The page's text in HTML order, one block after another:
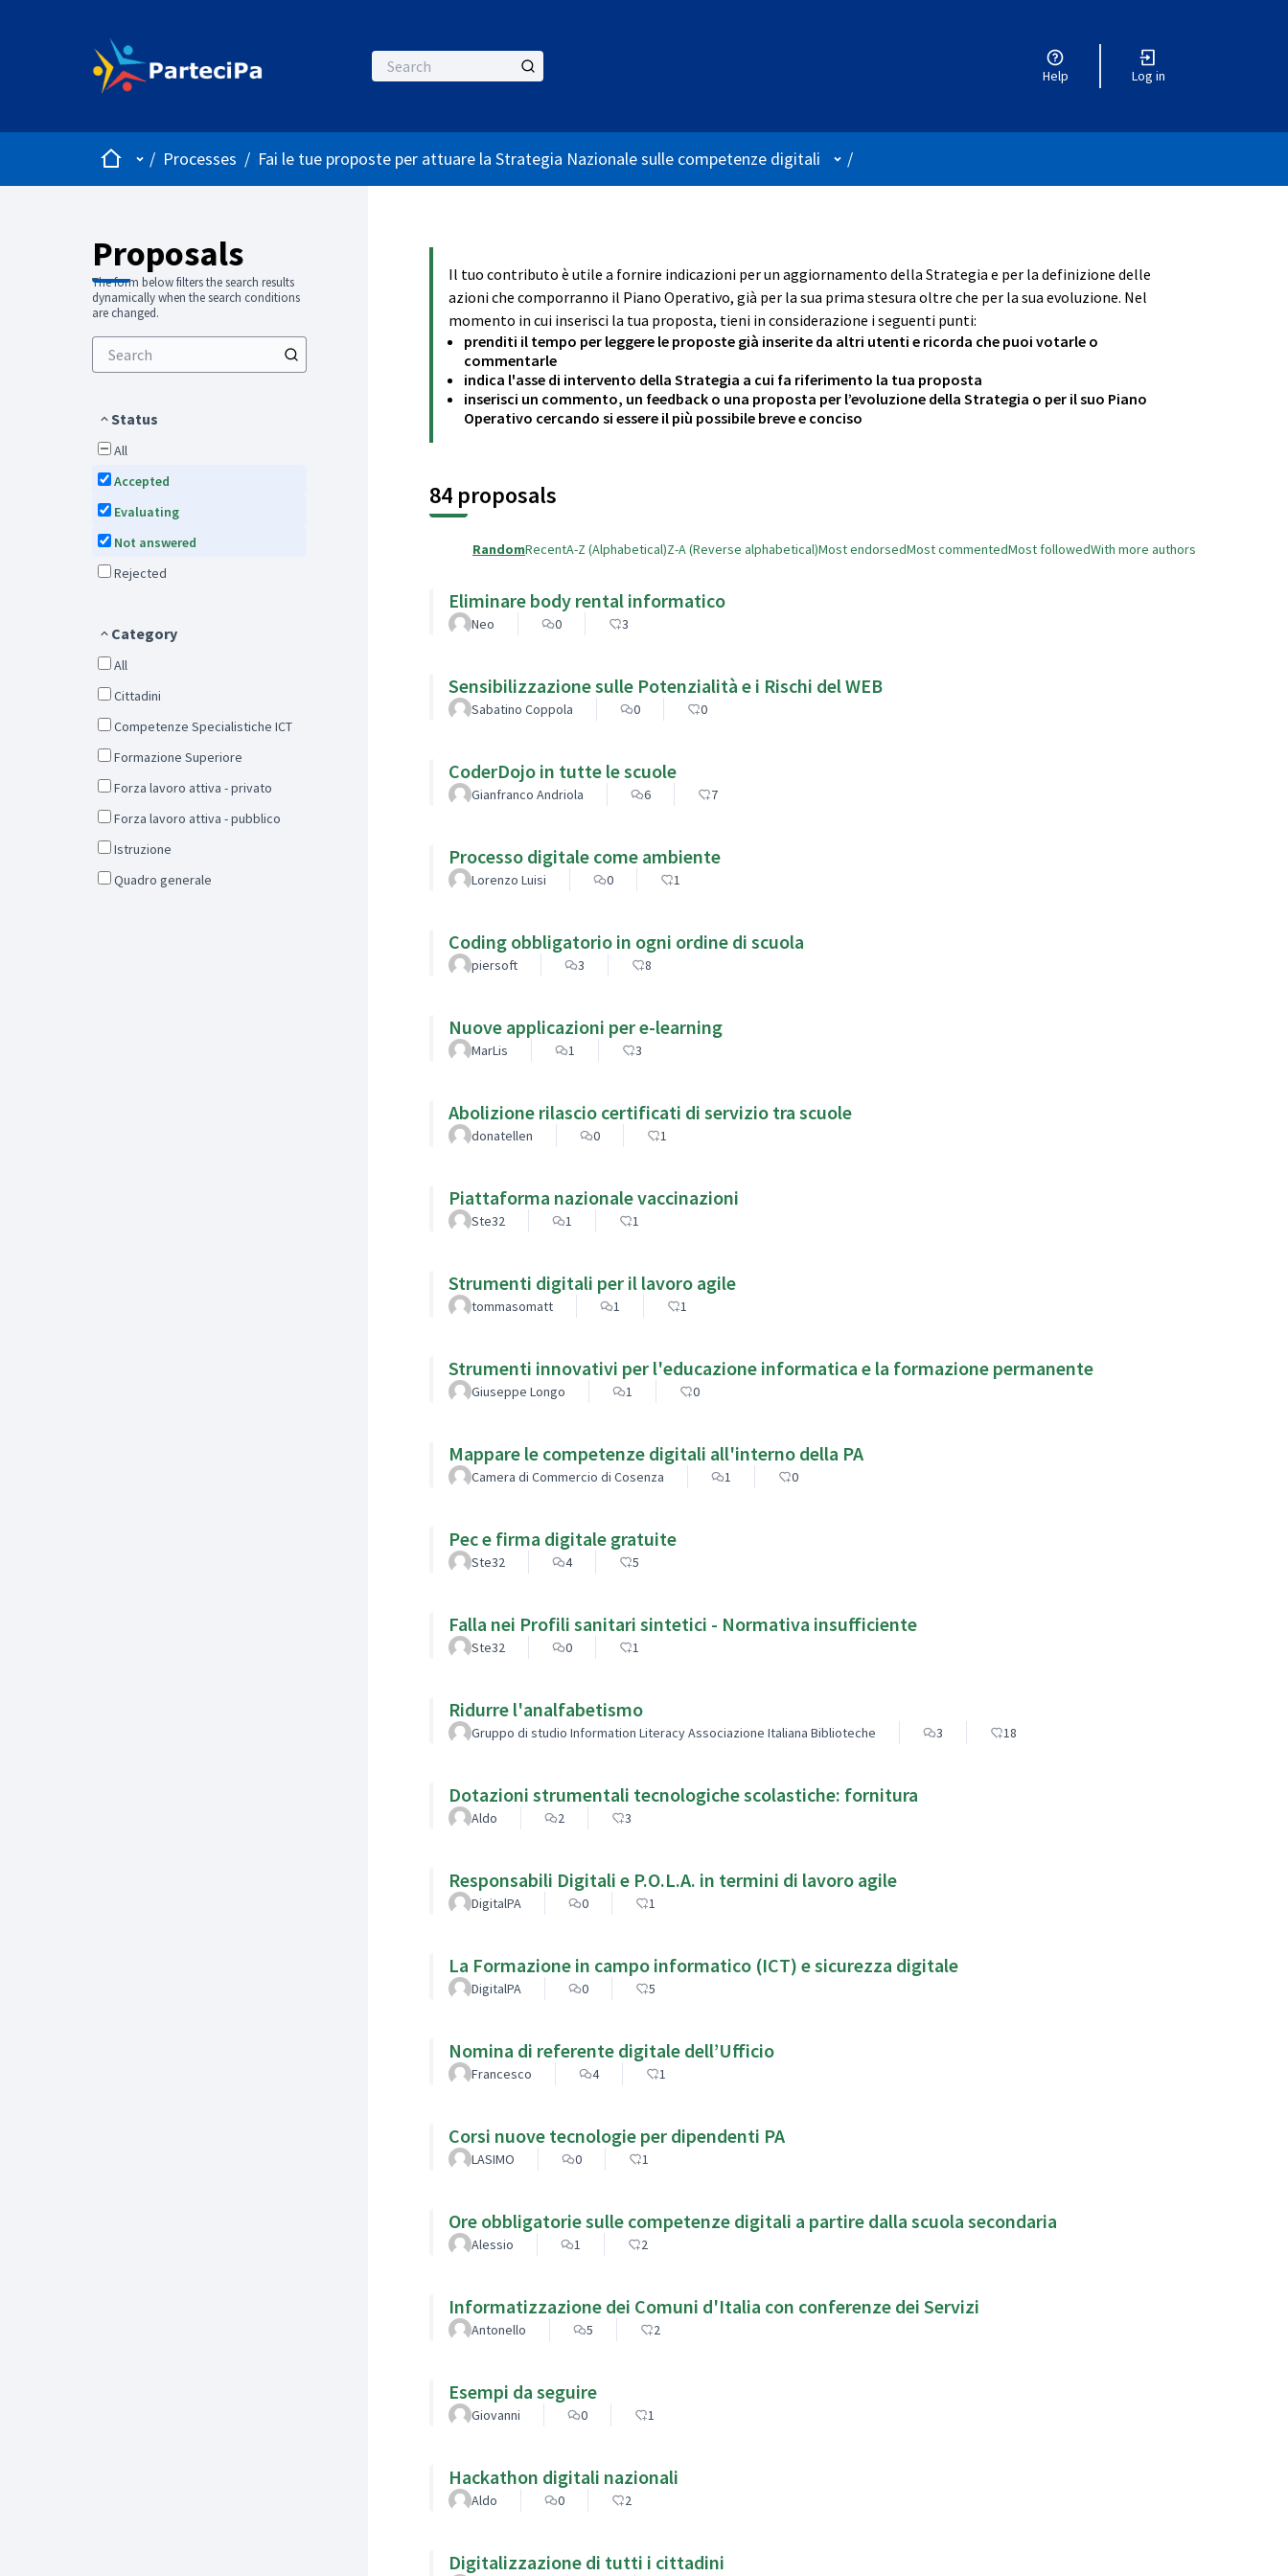
Help Log in
HomeMain menu
/ Processes / Fai le tue proposte per attuare la Strategia Nazionale sulle competenze digitali User menu
/
Proposals
The form below filters the search results
dynamically when the search conditions
are changed.
Status
All
Accepted
Evaluating
Not answered
Rejected
Category
All
Cittadini
Competenze Specialistiche ICT
Formazione Superiore
Forza lavoro attiva - privato
Forza lavoro attiva - pubblico
Istruzione
Quadro generale
Il tuo contributo è utile a fornire indicazioni per un aggiornamento della Strategia e per la definizione delle
azioni che comporranno il Piano Operativo, già per la sua prima stesura oltre che per la sua evoluzione. Nel
momento in cui inserisci la tua proposta, tieni in considerazione i seguenti punti:
prenditi il tempo per leggere le proposte già inserite da altri utenti e ricorda che puoi votarle o
commentarle
indica l'asse di intervento della Strategia a cui fa riferimento la tua proposta
inserisci un commento, un feedback o una proposta per l’evoluzione della Strategia o per il suo Piano
Operativo cercando si essere il più possibile breve e conciso
84 proposals
RandomRecentA-Z (Alphabetical)Z-A (Reverse alphabetical)Most endorsedMost commentedMost followedWith more authors
Eliminare body rental informatico
Neo 0 3
Sensibilizzazione sulle Potenzialità e i Rischi del WEB
Sabatino Coppola 0 0
CoderDojo in tutte le scuole
Gianfranco Andriola 6 7
Processo digitale come ambiente
Lorenzo Luisi 0 1
Coding obbligatorio in ogni ordine di scuola
piersoft 3 8
Nuove applicazioni per e-learning
MarLis 1 3
Abolizione rilascio certificati di servizio tra scuole
donatellen 0 1
Piattaforma nazionale vaccinazioni
Ste32 1 1
Strumenti digitali per il lavoro agile
tommasomatt 1 1
Strumenti innovativi per l'educazione informatica e la formazione permanente
Giuseppe Longo 1 0
Mappare le competenze digitali all'interno della PA
Camera di Commercio di Cosenza 1 0
Pec e firma digitale gratuite
Ste32 4 5
Falla nei Profili sanitari sintetici - Normativa insufficiente
Ste32 0 1
Ridurre l'analfabetismo
Gruppo di studio Information Literacy Associazione Italiana Biblioteche 3 18
Dotazioni strumentali tecnologiche scolastiche: fornitura
Aldo 2 3
Responsabili Digitali e P.O.L.A. in termini di lavoro agile
DigitalPA 0 1
La Formazione in campo informatico (ICT) e sicurezza digitale
DigitalPA 0 5
Nomina di referente digitale dell’Ufficio
Francesco 4 1
Corsi nuove tecnologie per dipendenti PA
LASIMO 0 1
Ore obbligatorie sulle competenze digitali a partire dalla scuola secondaria
Alessio 1 2
Informatizzazione dei Comuni d'Italia con conferenze dei Servizi
Antonello 5 2
Esempi da seguire
Giovanni 0 1
Hackathon digitali nazionali
Aldo 0 2
Digitalizzazione di tutti i cittadini